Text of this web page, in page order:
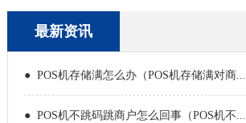
最新资讯
● POS机存储满怎么办（POS机存储满对商...
● POS机不跳码跳商户怎么回事（POS机不...